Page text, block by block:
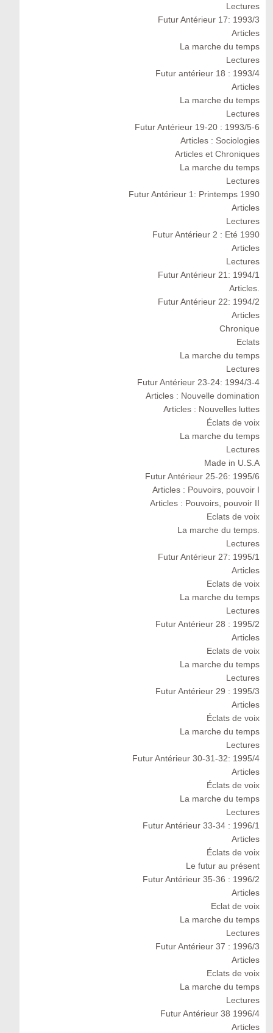
Lectures
Futur Antérieur 17: 1993/3
Articles
La marche du temps
Lectures
Futur antérieur 18 : 1993/4
Articles
La marche du temps
Lectures
Futur Antérieur 19-20 : 1993/5-6
Articles : Sociologies
Articles et Chroniques
La marche du temps
Lectures
Futur Antérieur 1: Printemps 1990
Articles
Lectures
Futur Antérieur 2 : Eté 1990
Articles
Lectures
Futur Antérieur 21: 1994/1
Articles.
Futur Antérieur 22: 1994/2
Articles
Chronique
Eclats
La marche du temps
Lectures
Futur Antérieur 23-24: 1994/3-4
Articles : Nouvelle domination
Articles : Nouvelles luttes
Éclats de voix
La marche du temps
Lectures
Made in U.S.A
Futur Antérieur 25-26: 1995/6
Articles : Pouvoirs, pouvoir I
Articles : Pouvoirs, pouvoir II
Eclats de voix
La marche du temps.
Lectures
Futur Antérieur 27: 1995/1
Articles
Eclats de voix
La marche du temps
Lectures
Futur Antérieur 28 : 1995/2
Articles
Eclats de voix
La marche du temps
Lectures
Futur Antérieur 29 : 1995/3
Articles
Éclats de voix
La marche du temps
Lectures
Futur Antérieur 30-31-32: 1995/4
Articles
Éclats de voix
La marche du temps
Lectures
Futur Antérieur 33-34 : 1996/1
Articles
Éclats de voix
Le futur au présent
Futur Antérieur 35-36 : 1996/2
Articles
Eclat de voix
La marche du temps
Lectures
Futur Antérieur 37 : 1996/3
Articles
Eclats de voix
La marche du temps
Lectures
Futur Antérieur 38 1996/4
Articles